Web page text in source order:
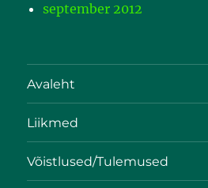
september 2012
Avaleht
Liikmed
Võistlused/Tulemused